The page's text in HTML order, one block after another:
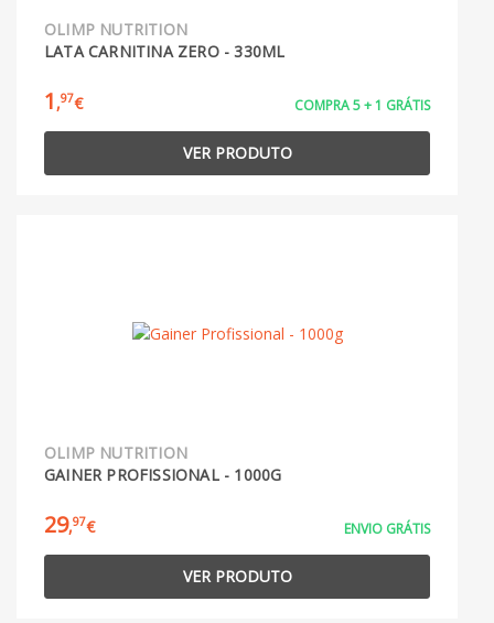
OLIMP NUTRITION
LATA CARNITINA ZERO - 330ML
1 ,97€ COMPRA 5 + 1 GRÁTIS
VER PRODUTO
OLIMP NUTRITION
GAINER PROFISSIONAL - 1000G
29,97€ ENVIO GRÁTIS
VER PRODUTO